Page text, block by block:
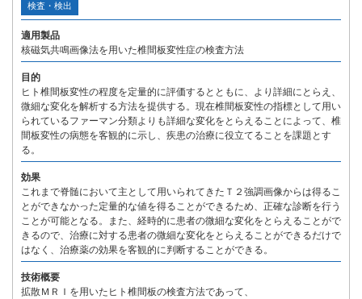
検査・検出
適用製品
核磁気共鳴画像法を用いた椎間板変性症の検査方法
目的
ヒト椎間板変性の程度を定量的に評価するとともに、より詳細にとらえ、
微細な変化を解析する方法を提供する。現在椎間板変性の指標として用い
られているファーマン分類よりも詳細な変化をとらえることによって、椎
間板変性の病態を客観的に示し、疾患の治療に役立てることを課題とす
る。
効果
これまで脊髄において主として用いられてきたＴ２強調画像からは得るこ
とができなかった定量的な値を得ることができるため、正確な診断を行う
ことが可能となる。また、経時的に患者の微細な変化をとらえることがで
きるので、治療に対する患者の微細な変化をとらえることができるだけで
はなく、治療薬の効果を客観的に判断することができる。
技術概要
拡散ＭＲＩを用いたヒト椎間板の検査方法であって、